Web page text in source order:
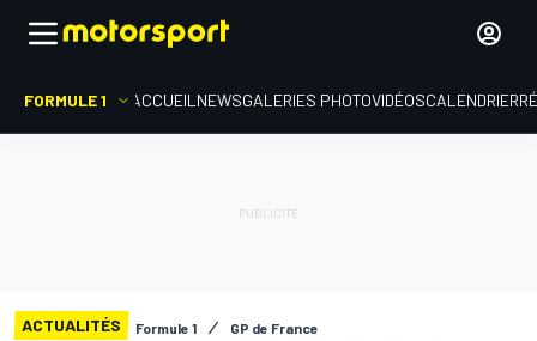
FORMULE 1 ACCUEIL NEWSGALERIES PHOTOVIDÉOSCALENDRIER
ACTUALITÉS Formule 1 GP de France